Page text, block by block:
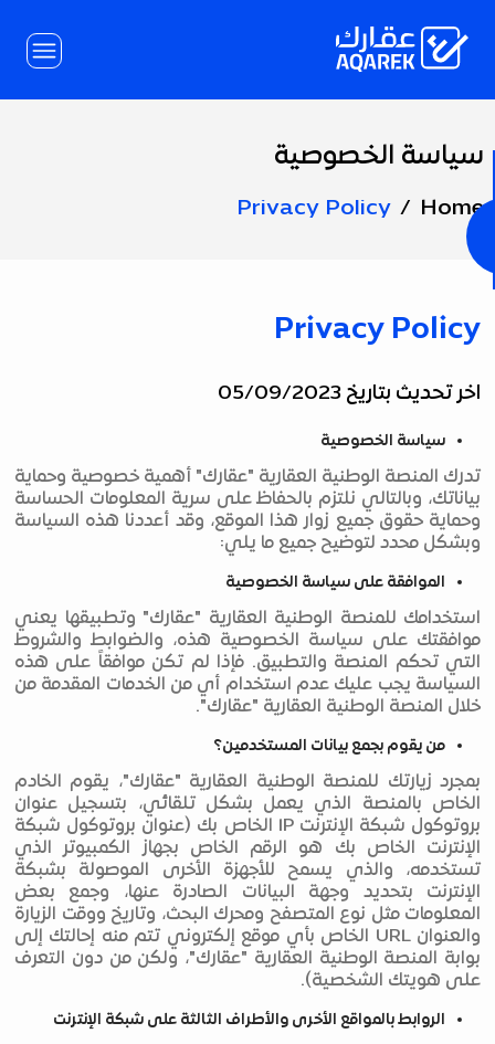
Page
Title
سياسة الخصوصية
Home
Privacy Policy
Privacy Policy
اخر تحديث بتاريخ 05/09/2023
سياسة الخصوصية
تدرك المنصة الوطنية العقارية "عقارك" أهمية خصوصية وحماية
بياناتك، وبالتالي نلتزم بالحفاظ على سرية المعلومات الحساسة
وحماية حقوق جميع زوار هذا الموقع، وقد أعددنا هذه السياسة
وبشكل محدد لتوضيح جميع ما يلي:
الموافقة على سياسة الخصوصية
استخدامك للمنصة الوطنية العقارية "عقارك" وتطبيقها يعني
موافقتك على سياسة الخصوصية هذه، والضوابط والشروط
التي تحكم المنصة والتطبيق. فإذا لم تكن موافقاً على هذه
السياسة يجب عليك عدم استخدام أي من الخدمات المقدمة من
خلال المنصة الوطنية العقارية "عقارك".
من يقوم بجمع بيانات المستخدمين؟
بمجرد زيارتك للمنصة الوطنية العقارية "عقارك"، يقوم الخادم
الخاص بالمنصة الذي يعمل بشكل تلقائي، بتسجيل عنوان
بروتوكول شبكة الإنترنت IP الخاص بك (عنوان بروتوكول شبكة
الإنترنت الخاص بك هو الرقم الخاص بجهاز الكمبيوتر الذي
تستخدمه، والذي يسمح للأجهزة الأخرى الموصولة بشبكة
الإنترنت بتحديد وجهة البيانات الصادرة عنها، وجمع بعض
المعلومات مثل نوع المتصفح ومحرك البحث، وتاريخ ووقت الزيارة
والعنوان URL الخاص بأي موقع إلكتروني تتم منه إحالتك إلى
بوابة المنصة الوطنية العقارية "عقارك"، ولكن من دون التعرف
على هويتك الشخصية).
الروابط بالمواقع الأخرى والأطراف الثالثة على شبكة الإنترنت